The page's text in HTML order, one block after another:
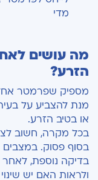
מדי
מה עושים
הזרע?
מספיק שפרמטר
מנת להצביע על
או בטיב הזרע.
בכל מקרה, חשוב
בסוף פסוק. במצבים
בדיקה נוספת,
ולראות האם יש